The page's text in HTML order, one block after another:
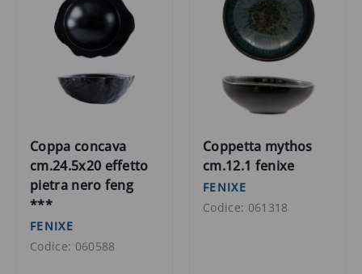
Coppa concava
cm.24.5x20 effetto
pietra nero feng
***
FENIXE
Codice: 060588
Coppetta mythos
cm.12.1 fenixe
FENIXE
Codice: 061318